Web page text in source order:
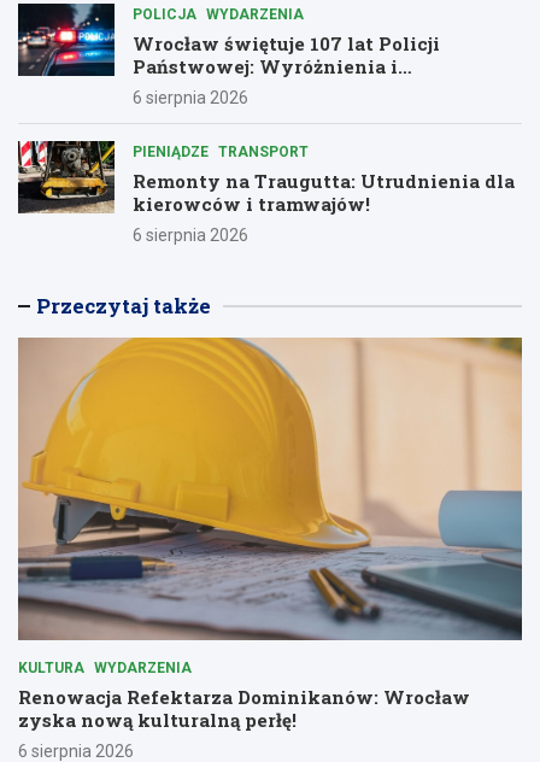
POLICJA WYDARZENIA
Wrocław świętuje 107 lat Policji
Państwowej: Wyróżnienia i
podziękowania dla bohaterów służby
6 sierpnia 2026
PIENIĄDZE TRANSPORT
Remonty na Traugutta: Utrudnienia dla
kierowców i tramwajów!
6 sierpnia 2026
Przeczytaj także
KULTURA WYDARZENIA
Renowacja Refektarza Dominikanów: Wrocław
zyska nową kulturalną perłę!
6 sierpnia 2026